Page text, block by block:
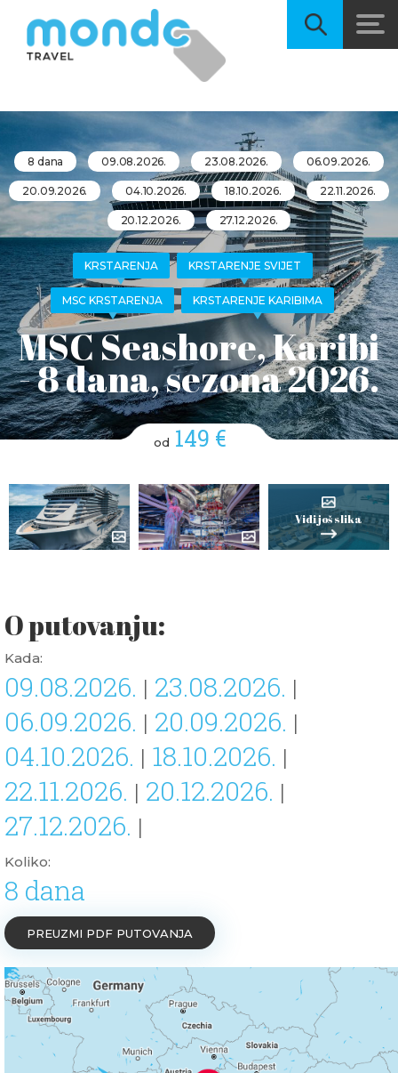
8 dana 09.08.2026. 23.08.2026. 06.09.2026.
20.09.2026. 04.10.2026. 18.10.2026. 22.11.2026.
20.12.2026. 27.12.2026.
KRSTARENJA KRSTARENJE SVIJET
MSC KRSTARENJA KRSTARENJE KARIBIMA
MSC Seashore, Karibi
- 8 dana, sezona 2026.
od 149 €
Vidi još slika
O putovanju:
Kada:
09.08.2026. | 23.08.2026. |
06.09.2026. | 20.09.2026. |
04.10.2026. | 18.10.2026. |
22.11.2026. | 20.12.2026. |
27.12.2026. |
Koliko:
8 dana
PREUZMI PDF PUTOVANJA